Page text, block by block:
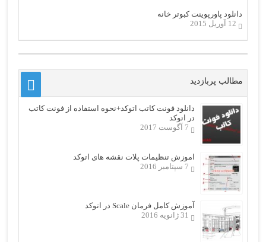
دانلود پاورپوینت کبوتر خانه
12 آوریل 2015
مطالب پربازدید
دانلود فونت کاتب اتوکد+نحوه استفاده از فونت کاتب
در اتوکد
7 آگوست 2017
اموزش تنظیمات پلات نقشه های اتوکد
7 سپتامبر 2016
آموزش کامل فرمان Scale در اتوکد
31 ژانویه 2016